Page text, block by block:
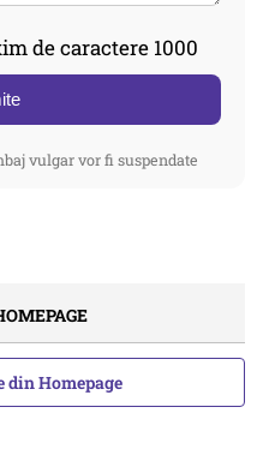
de caractere 1000
vulgar vor fi suspendate
din Homepage